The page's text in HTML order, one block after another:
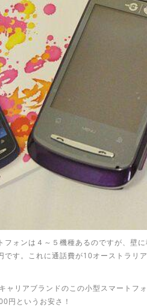
フォンは４～５機種あるのですが、壁
す。これに通話費が10オーストラリ
リアブランドのこの小型スマートフ
円というお安さ！